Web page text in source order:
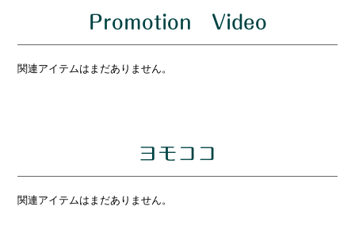
Promotion Video
関連アイテムはまだありません。
ヨモココ
関連アイテムはまだありません。